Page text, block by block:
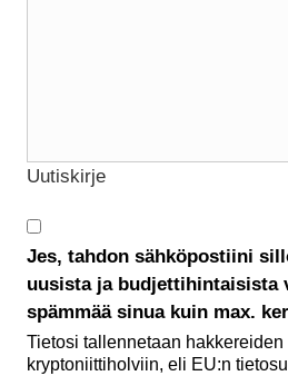
Uutiskirje
Jes, tahdon sähköpostiini
uusista ja budjettihintaisista
spämmää sinua kuin max.
Tietosi tallennetaan hakkereiden
kryptoniittiholviin, eli EU:n